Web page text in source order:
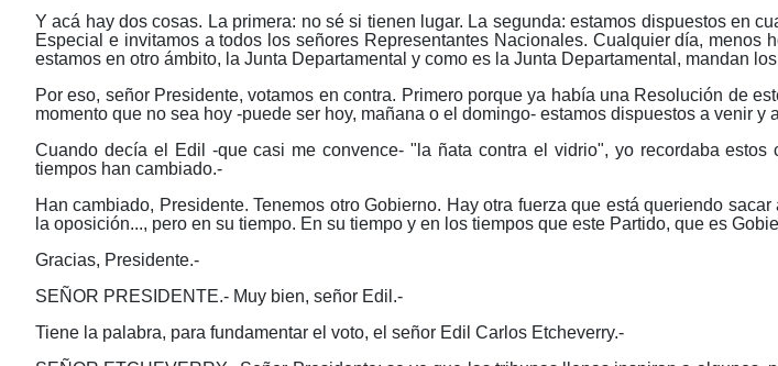
Y acá hay dos cosas. La primera: no sé si tienen lugar. La segunda: estamos dispuestos en
Especial e invitamos a todos los señores Representantes Nacionales. Cualquier día,
estamos en otro ámbito, la Junta Departamental y como es la Junta Departamental, mandan
Por eso, señor Presidente, votamos en contra. Primero porque ya había una Resolución de
momento que no sea hoy -puede ser hoy, mañana o el domingo- estamos dispuestos a venir
Cuando decía el Edil -que casi me convence- "la ñata contra el vidrio", yo recordaba
tiempos han cambiado.-
Han cambiado, Presidente. Tenemos otro Gobierno. Hay otra fuerza que está queriendo
la oposición..., pero en su tiempo. En su tiempo y en los tiempos que este Partido, que es
Gracias, Presidente.-
SEÑOR PRESIDENTE.- Muy bien, señor Edil.-
Tiene la palabra, para fundamentar el voto, el señor Edil Carlos Etcheverry.-